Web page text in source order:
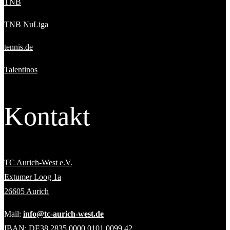
TNB
TNB NuLiga
tennis.de
Talentinos
Kontakt
TC Aurich-West e.V.
Extumer Loog 1a
26605 Aurich
Mail: info@tc-aurich-west.de